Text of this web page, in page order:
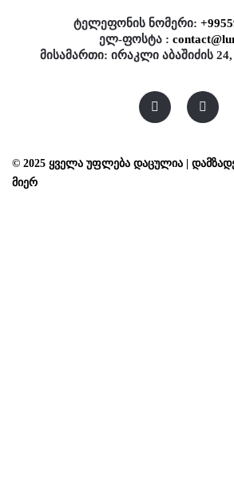
ტელეფონის ნომერი:
ელ-ფოსტა :
მისამართი: ირაკლი აბაშიძის
© 2025 ყველა უფლება დაცულია |
მიერ